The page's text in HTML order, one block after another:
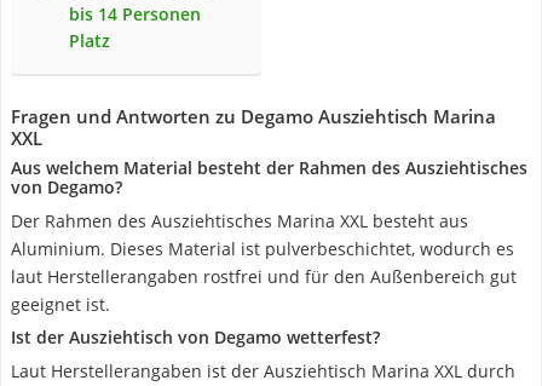
bis 14 Personen
Platz
Fragen und Antworten zu Degamo Ausziehtisch Marina
XXL
Aus welchem Material besteht der Rahmen des Ausziehtisches
von Degamo?
Der Rahmen des Ausziehtisches Marina XXL besteht aus
Aluminium. Dieses Material ist pulverbeschichtet, wodurch es
laut Herstellerangaben rostfrei und für den Außenbereich gut
geeignet ist.
Ist der Ausziehtisch von Degamo wetterfest?
Laut Herstellerangaben ist der Ausziehtisch Marina XXL durch